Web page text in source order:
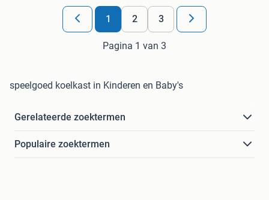
1 2 3
Pagina 1 van 3
speelgoed koelkast in Kinderen en Baby's
Gerelateerde zoektermen
Populaire zoektermen